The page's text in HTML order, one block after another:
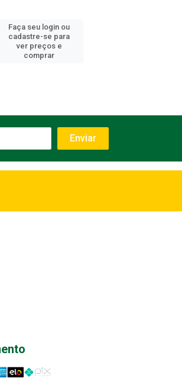
Faça seu login ou
cadastre-se para
ver preços e
comprar